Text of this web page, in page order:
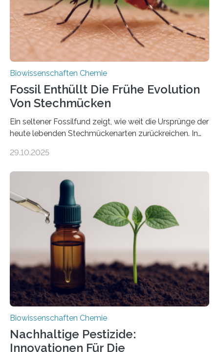
mit scheibenförmiger Gestalt. Was auffällig ist: Die
nächsten…
Biowissenschaften Chemie
Fossil Enthüllt Die Frühe Evolution
Von Stechmücken
Ein seltener Fossilfund zeigt, wie weit die Ursprünge der
heute lebenden Stechmückenarten zurückreichen. In
Forschende die bisher älteste bekannte Stechmücken-
Region Kachin in Myanmar und hat sich in
ausgezeichnetem Zustand erhalten. Es konnte als neue
Art einer neuen Gattung beschrieben werden und trägt
nun den Namen Cretosabethes primaevus. Dieser erste
fossile Nachweis einer Stechmückenlarve in Bernstein
stellt gleichzeitig den ersten Fossilfund einer
Mückenlarve aus dem Mesozoikum dar, denn…
29.10.2025
Biowissenschaften Chemie
Nachhaltige Pestizide:
Innovationen Für Die